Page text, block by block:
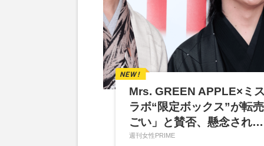
Mrs. GREEN APPLE×ミ
ラボ“限定ボックス”が転
ごい」と賛否、懸念され…
週刊女性PRIME